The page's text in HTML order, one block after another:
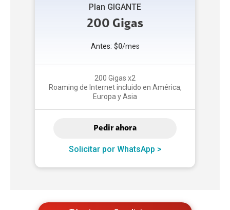
Plan GIGANTE
200 Gigas
Antes: $0/mes
200 Gigas x2
Roaming de Internet incluido en América,
Europa y Asia
Pedir ahora
Solicitar por WhatsApp >